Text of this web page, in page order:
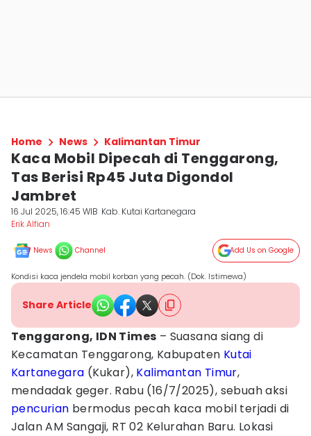
Home News Kalimantan Timur
Kaca Mobil Dipecah di Tenggarong,
Tas Berisi Rp45 Juta Digondol
Jambret
16 Jul 2025, 16:45 WIB Kab. Kutai Kartanegara
Erik Alfian
News Channel Add Us on Google
Kondisi kaca jendela mobil korban yang pecah. (Dok. Istimewa)
Share Article
Tenggarong, IDN Times – Suasana siang di
Kecamatan Tenggarong, Kabupaten Kutai
Kartanegara (Kukar), Kalimantan Timur,
mendadak geger. Rabu (16/7/2025), sebuah aksi
pencurian bermodus pecah kaca mobil terjadi di
Jalan AM Sangaji, RT 02 Kelurahan Baru. Lokasi